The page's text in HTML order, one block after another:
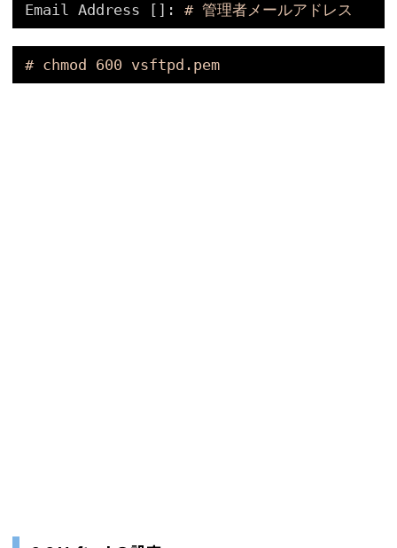
Email Address []: # 管理者メールアドレス
# chmod 600 vsftpd.pem